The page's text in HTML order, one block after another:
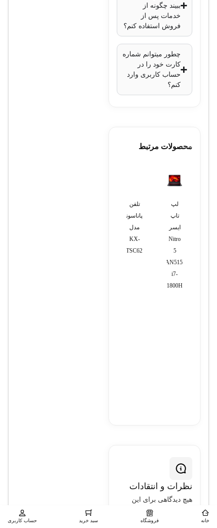
240V AC
0 تا 40 درجه
سانتی‌گراد
رطوبت:
10 تا 90
درصد
ببیند چگونه از
خدمات پس از
فروش استفاده کنم؟
چطور میتوانم شماره
کارت خود را در
حساب کاربری وارد
کنم؟
محصولات مرتبط
لپ
تاپ
ایسر
Nitro
5
AN515
i7-
11800H
تلفن
پاناسونیک
مدل
KX-
TSC62
نظرات و انتقادات
هیچ دیدگاهی برای این
محصول نوشته نشده
خانه فروشگاه سبد خرید حساب کاربری